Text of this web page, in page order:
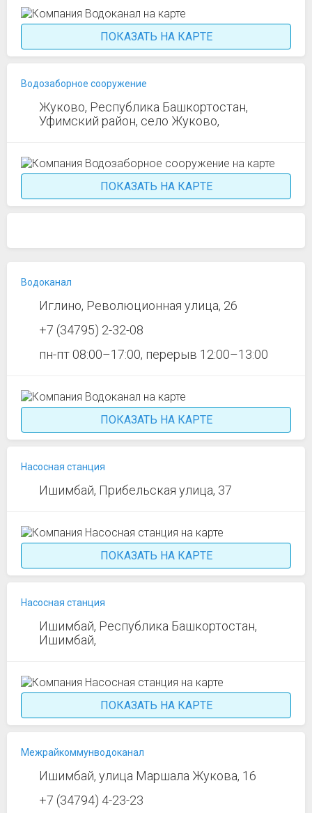
ПОКАЗАТЬ НА КАРТЕ
Водозаборное сооружение
Жуково, Республика Башкортостан,
Уфимский район, село Жуково,
ПОКАЗАТЬ НА КАРТЕ
Водоканал
Иглино, Революционная улица, 26
+7 (34795) 2-32-08
пн-пт 08:00–17:00, перерыв 12:00–13:00
ПОКАЗАТЬ НА КАРТЕ
Насосная станция
Ишимбай, Прибельская улица, 37
ПОКАЗАТЬ НА КАРТЕ
Насосная станция
Ишимбай, Республика Башкортостан,
Ишимбай,
ПОКАЗАТЬ НА КАРТЕ
Межрайкоммунводоканал
Ишимбай, улица Маршала Жукова, 16
+7 (34794) 4-23-23